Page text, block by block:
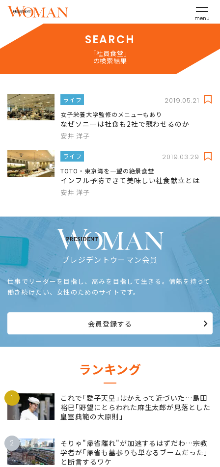
menu
SEARCH
「社員食堂」
の検索結果
ライフ 2019.05.21
女子栄養大学監修のメニューもあり
なぜソニーは社食も2社で競わせるのか
安井 洋子
ライフ 2019.03.29
TOTO・東京湾を一望の絶景食堂
インフル予防できて美味しい社食献立とは
安井 洋子
プレジデントウーマン会員
仕事でリーダーを目指し、高みを目指して生きる。情熱を持って
働き続けたい、女性のためのサイトです。
会員登録する
ランキング
1
これで｢愛子天皇｣はかえって近づいた…島田
裕巳｢野望にとらわれた麻生太郎が見落とした
皇室典範の大原則｣
2
そりゃ"帰省離れ"が加速するはずだわ…宗教
学者が｢帰省も墓参りも単なるブームだった｣
と断言するワケ